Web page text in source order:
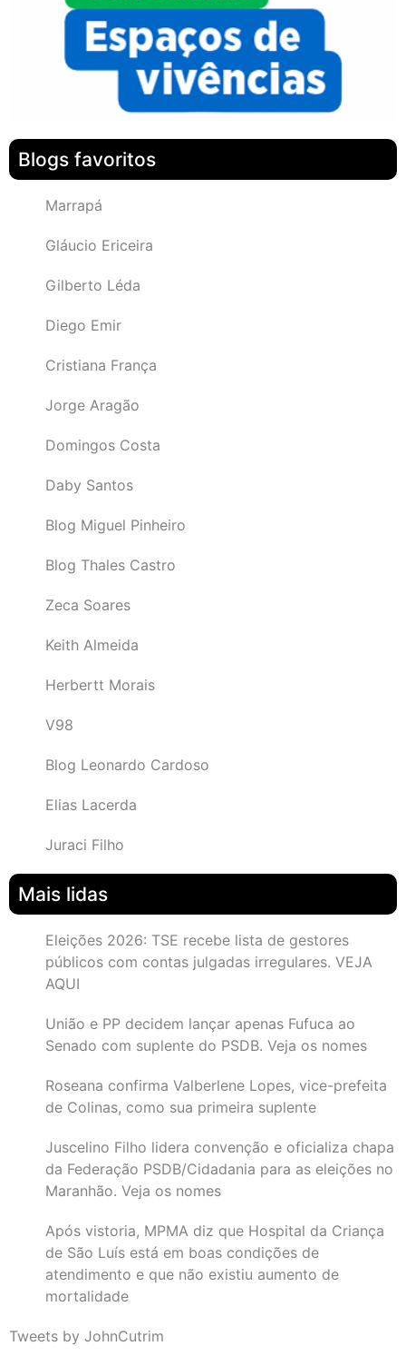
Blogs favoritos
Marrapá
Gláucio Ericeira
Gilberto Léda
Diego Emir
Cristiana França
Jorge Aragão
Domingos Costa
Daby Santos
Blog Miguel Pinheiro
Blog Thales Castro
Zeca Soares
Keith Almeida
Herbertt Morais
V98
Blog Leonardo Cardoso
Elias Lacerda
Juraci Filho
Mais lidas
Eleições 2026: TSE recebe lista de gestores
públicos com contas julgadas irregulares. VEJA
AQUI
União e PP decidem lançar apenas Fufuca ao
Senado com suplente do PSDB. Veja os nomes
Roseana confirma Valberlene Lopes, vice-prefeita
de Colinas, como sua primeira suplente
Juscelino Filho lidera convenção e oficializa chapa
da Federação PSDB/Cidadania para as eleições no
Maranhão. Veja os nomes
Após vistoria, MPMA diz que Hospital da Criança
de São Luís está em boas condições de
atendimento e que não existiu aumento de
mortalidade
Tweets by JohnCutrim